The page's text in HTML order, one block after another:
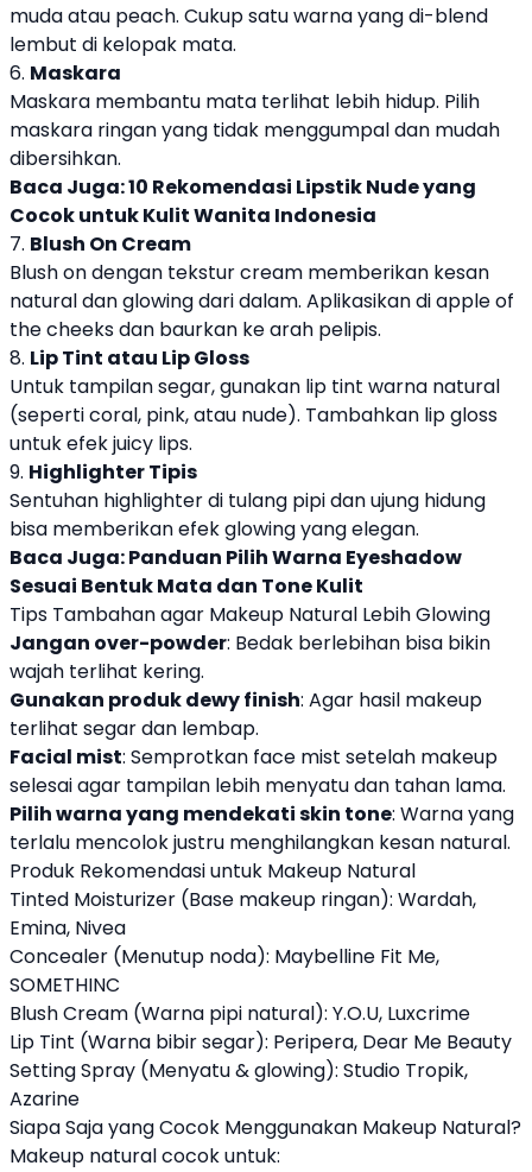
muda atau peach. Cukup satu warna yang di-blend
lembut di kelopak mata.
6. Maskara
Maskara membantu mata terlihat lebih hidup. Pilih
maskara ringan yang tidak menggumpal dan mudah
dibersihkan.
Baca Juga:10 Rekomendasi Lipstik Nude yang
Cocok untuk Kulit Wanita Indonesia
7. Blush On Cream
Blush on dengan tekstur cream memberikan kesan
natural dan glowing dari dalam. Aplikasikan di apple of
the cheeks dan baurkan ke arah pelipis.
8. Lip Tint atau Lip Gloss
Untuk tampilan segar, gunakan lip tint warna natural
(seperti coral, pink, atau nude). Tambahkan lip gloss
untuk efek juicy lips.
9. Highlighter Tipis
Sentuhan highlighter di tulang pipi dan ujung hidung
bisa memberikan efek glowing yang elegan.
Baca Juga:Panduan Pilih Warna Eyeshadow
Sesuai Bentuk Mata dan Tone Kulit
Tips Tambahan agar Makeup Natural Lebih Glowing
Jangan over-powder: Bedak berlebihan bisa bikin
wajah terlihat kering.
Gunakan produk dewy finish: Agar hasil makeup
terlihat segar dan lembap.
Facial mist: Semprotkan face mist setelah makeup
selesai agar tampilan lebih menyatu dan tahan lama.
Pilih warna yang mendekati skin tone: Warna yang
terlalu mencolok justru menghilangkan kesan natural.
Produk Rekomendasi untuk Makeup Natural
Tinted Moisturizer (Base makeup ringan): Wardah,
Emina, Nivea
Concealer (Menutup noda): Maybelline Fit Me,
SOMETHINC
Blush Cream (Warna pipi natural): Y.O.U, Luxcrime
Lip Tint (Warna bibir segar): Peripera, Dear Me Beauty
Setting Spray (Menyatu & glowing): Studio Tropik,
Azarine
Siapa Saja yang Cocok Menggunakan Makeup Natural?
Makeup natural cocok untuk: